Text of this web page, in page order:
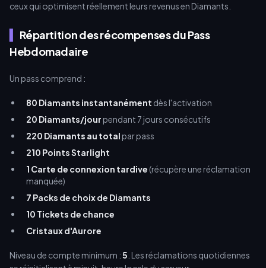
ceux qui optimisent réellement leurs revenus en Diamants.
Répartition des récompenses du Pass
Hebdomadaire
Un pass comprend :
80 Diamants instantanément dès l'activation
20 Diamants/jourpendant 7 jours consécutifs
220 Diamants au totalpar pass
210 Points Starlight
1 Carte de connexion tardive (récupère une réclamation
manquée)
7 Packs de choix de Diamants
10 Tickets de chance
Cristaux d'Aurore
Niveau de compte minimum :5 . Les réclamations quotidiennes